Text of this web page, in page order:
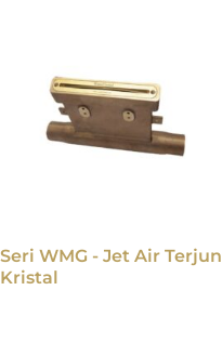
Seri WMG - Jet Air Terjun
Kristal